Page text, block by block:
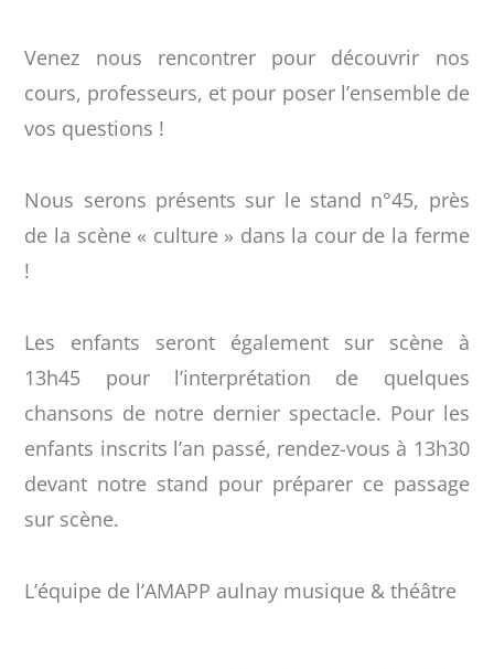
Venez nous rencontrer pour découvrir nos
cours, professeurs, et pour poser l’ensemble de
vos questions !
Nous serons présents sur le stand n°45, près
de la scène « culture » dans la cour de la ferme
!
Les enfants seront également sur scène à
13h45 pour l’interprétation de quelques
chansons de notre dernier spectacle. Pour les
enfants inscrits l’an passé, rendez-vous à 13h30
devant notre stand pour préparer ce passage
sur scène.
L’équipe de l’AMAPP aulnay musique & théâtre